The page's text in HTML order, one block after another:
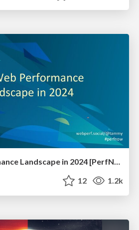
The Web Performance Landscape in 2024 [PerfNow 2024]
12 1.2k